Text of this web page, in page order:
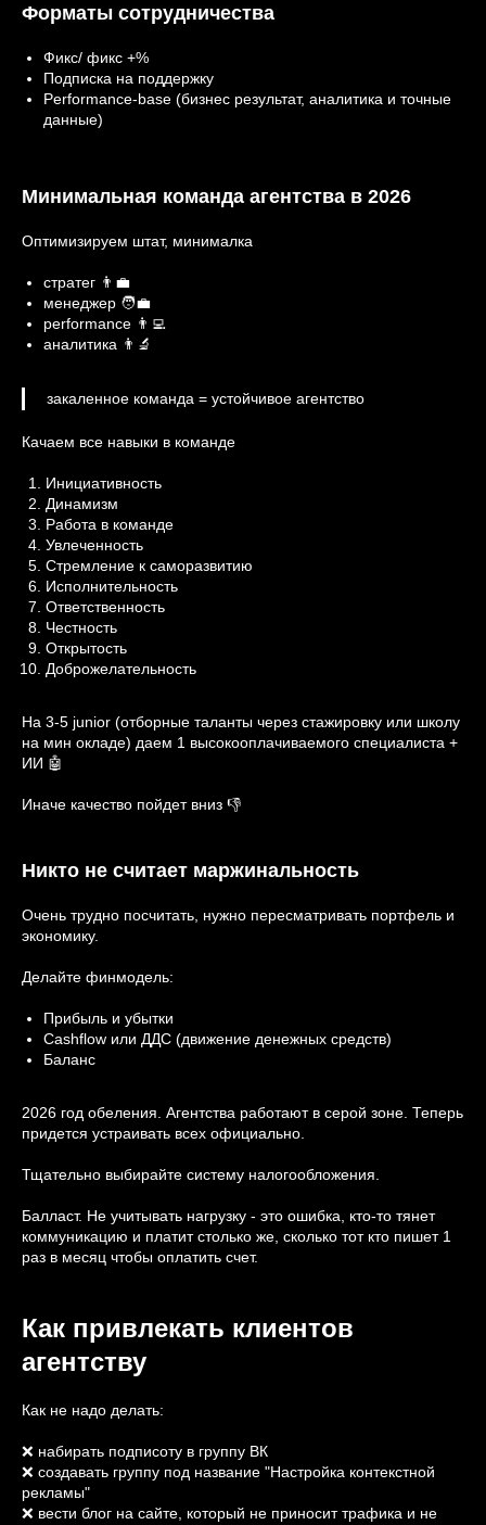
Форматы сотрудничества
Фикс/ фикс +%
Подписка на поддержку
Performance-base (бизнес результат, аналитика и точные
данные)
Минимальная команда агентства в 2026
Оптимизируем штат, минималка
стратег 👨‍💼
менеджер 🧑‍💼
performance 👨‍💻
аналитика 👨‍🔬
закаленное команда = устойчивое агентство
Качаем все навыки в команде
Инициативность
Динамизм
Работа в команде
Увлеченность
Стремление к саморазвитию
Исполнительность
Ответственность
Честность
Открытость
Доброжелательность
На 3-5 junior (отборные таланты через стажировку или школу
на мин окладе) даем 1 высокооплачиваемого специалиста +
ИИ 🤖
Иначе качество пойдет вниз 👎
Никто не считает маржинальность
Очень трудно посчитать, нужно пересматривать портфель и
экономику.
Делайте финмодель:
Прибыль и убытки
Cashflow или ДДС (движение денежных средств)
Баланс
2026 год обеления. Агентства работают в серой зоне. Теперь
придется устраивать всех официально.
Тщательно выбирайте систему налогообложения.
Балласт. Не учитывать нагрузку - это ошибка, кто-то тянет
коммуникацию и платит столько же, сколько тот кто пишет 1
раз в месяц чтобы оплатить счет.
Как привлекать клиентов
агентству
Как не надо делать:
❌ набирать подписоту в группу ВК
❌ создавать группу под название "Настройка контекстной
рекламы"
❌ вести блог на сайте, который не приносит трафика и не